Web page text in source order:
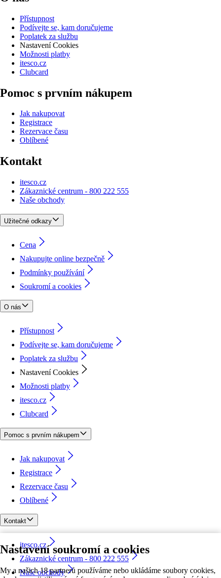
Nastavení soukromí a cookies
My a našich 18 partnerů používáme nebo ukládáme soubory cookies,
Přístupnost
Podívejte se, kam doručujeme
Poplatek za službu
Nastavení Cookies
Možnosti platby
itesco.cz
Clubcard
Pomoc s prvním nákupem
Jak nakupovat
Registrace
Rezervace času
Oblíbené
Kontakt
itesco.cz
Zákaznické centrum - 800 222 555
Naše obchody
Užitečné odkazy
Cena
Nakupujte online bezpečně
Podmínky používání
Soukromí a cookies
O nás
Přístupnost
Podívejte se, kam doručujeme
Poplatek za službu
Nastavení Cookies
Možnosti platby
itesco.cz
Clubcard
Pomoc s prvním nákupem
Jak nakupovat
Registrace
Rezervace času
Oblíbené
Kontakt
itesco.cz
Zákaznické centrum - 800 222 555
Naše obchody